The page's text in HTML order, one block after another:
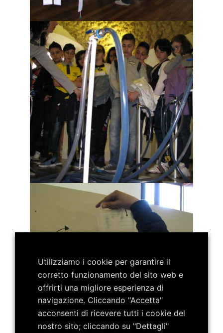
Utilizziamo i cookie per garantire il
corretto funzionamento del sito web e
offrirti una migliore esperienza di
navigazione. Cliccando "Accetta"
acconsenti di ricevere tutti i cookie del
nostro sito; cliccando su "Dettagli"